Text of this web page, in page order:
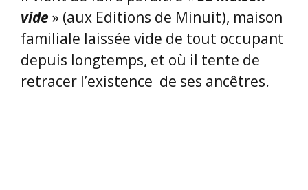
retracer l’existence de ses ancêtres.